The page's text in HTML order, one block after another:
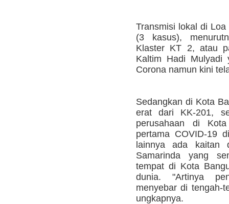
Transmisi lokal di
(3 kasus),
Klaster KT 2, atau
Kaltim Hadi Mulyadi
Corona namun kini
Sedangkan di Kota
erat dari KK-201,
perusahaan di
pertama COVID-19
lainnya ada kaitan
Samarinda yang
tempat di Kota
dunia. "Artinya
menyebar di tengah-
ungkapnya.